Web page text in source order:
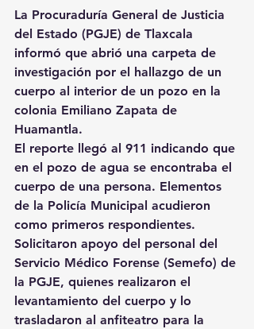
La Procuraduría General de Justicia
del Estado (PGJE) de Tlaxcala
informó que abrió una carpeta de
investigación por el hallazgo de un
cuerpo al interior de un pozo en la
colonia Emiliano Zapata de
Huamantla.
El reporte llegó al 911 indicando que
en el pozo de agua se encontraba el
cuerpo de una persona. Elementos
de la Policía Municipal acudieron
como primeros respondientes.
Solicitaron apoyo del personal del
Servicio Médico Forense (Semefo) de
la PGJE, quienes realizaron el
levantamiento del cuerpo y lo
trasladaron al anfiteatro para la